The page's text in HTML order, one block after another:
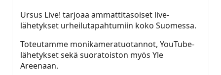
Ursus Live! tarjoaa ammattitasoiset live-
lähetykset urheilutapahtumiin koko Suomessa.
Toteutamme monikameratuotannot, YouTube-
lähetykset sekä suoratoiston myös Yle
Areenaan.